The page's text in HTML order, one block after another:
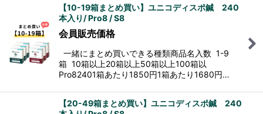
【10-19箱まとめ買い】ユニコディスポ鍼 240
本入り/ Pro8 / S8
会員販売価格
一緒にまとめ買いできる種類商品名入数 1-9
箱 10箱以上20箱以上50箱以上100箱以
Pro82401箱あたり1850円1箱あたり1680円…
【20-49箱まとめ買い】ユニコディスポ鍼 240